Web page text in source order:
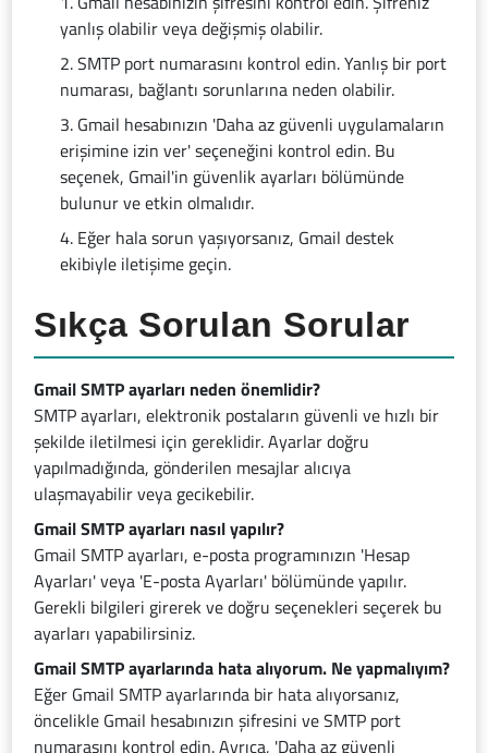
yanlış olabilir veya değişmiş olabilir.
SMTP port numarasını kontrol edin. Yanlış bir port
numarası, bağlantı sorunlarına neden olabilir.
Gmail hesabınızın 'Daha az güvenli uygulamaların
erişimine izin ver' seçeneğini kontrol edin. Bu
seçenek, Gmail'in güvenlik ayarları bölümünde
bulunur ve etkin olmalıdır.
Eğer hala sorun yaşıyorsanız, Gmail destek
ekibiyle iletişime geçin.
Sıkça Sorulan Sorular
Gmail SMTP ayarları neden önemlidir?
SMTP ayarları, elektronik postaların güvenli ve hızlı bir
şekilde iletilmesi için gereklidir. Ayarlar doğru
yapılmadığında, gönderilen mesajlar alıcıya
ulaşmayabilir veya gecikebilir.
Gmail SMTP ayarları nasıl yapılır?
Gmail SMTP ayarları, e-posta programınızın 'Hesap
Ayarları' veya 'E-posta Ayarları' bölümünde yapılır.
Gerekli bilgileri girerek ve doğru seçenekleri seçerek bu
ayarları yapabilirsiniz.
Gmail SMTP ayarlarında hata alıyorum. Ne yapmalıyım?
Eğer Gmail SMTP ayarlarında bir hata alıyorsanız,
öncelikle Gmail hesabınızın şifresini ve SMTP port
numarasını kontrol edin. Ayrıca, 'Daha az güvenli